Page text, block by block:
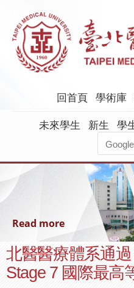
主
要
回首頁 學術庫
未來學生
新生 學
北醫醫療體系通
Stage 7 國際最高
Read more